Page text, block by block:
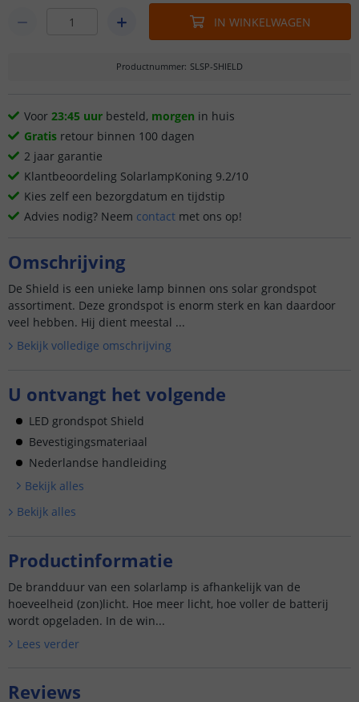
IN WINKELWAGEN
Productnummer: SLSP-SHIELD
Voor 23:45 uur besteld, morgen in huis
Gratis retour binnen 100 dagen
2 jaar garantie
Klantbeoordeling SolarlampKoning 9.2/10
Kies zelf een bezorgdatum en tijdstip
Advies nodig? Neem contact met ons op!
Omschrijving
De Shield is een unieke lamp binnen ons solar grondspot
assortiment. Deze grondspot is enorm sterk en kan daardoor
veel hebben. Hij dient meestal ...
Bekijk volledige omschrijving
U ontvangt het volgende
LED grondspot Shield
Bevestigingsmateriaal
Nederlandse handleiding
Bekijk alles
Bekijk alles
Productinformatie
De brandduur van een solarlamp is afhankelijk van de
hoeveelheid (zon)licht. Hoe meer licht, hoe voller de batterij
wordt opgeladen. In de win...
Lees verder
Reviews